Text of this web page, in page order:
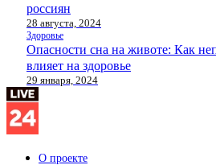
россиян
28 августа, 2024
Здоровье
Опасности сна на животе: Как
влияет на здоровье
29 января, 2024
О проекте